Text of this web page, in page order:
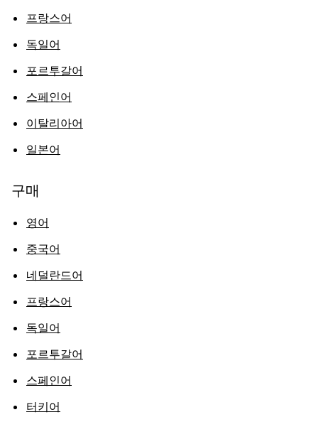
프랑스어
독일어
포르투갈어
스페인어
이탈리아어
일본어
구매
영어
중국어
네덜란드어
프랑스어
독일어
포르투갈어
스페인어
터키어